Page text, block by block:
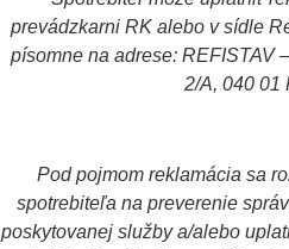
prevádzkarni RK alebo v sídle
písomne na adrese: REFISTAV
2/A, 040 01
Pod pojmom reklamácia sa
spotrebiteľa na preverenie
poskytovanej služby a/alebo